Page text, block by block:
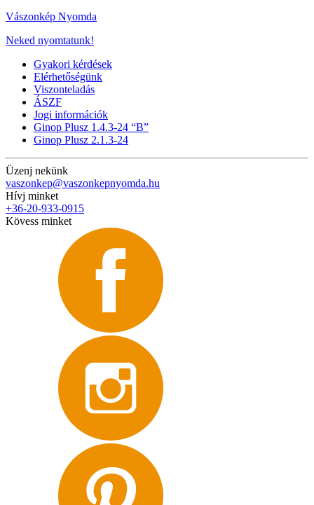
Vászonkép Nyomda
Neked nyomtatunk!
Gyakori kérdések
Elérhetőségünk
Viszonteladás
ÁSZF
Jogi információk
Ginop Plusz 1.4.3-24 “B”
Ginop Plusz 2.1.3-24
Üzenj nekünk
vaszonkep@vaszonkepnyomda.hu
Hívj minket
+36-20-933-0915
Kövess minket